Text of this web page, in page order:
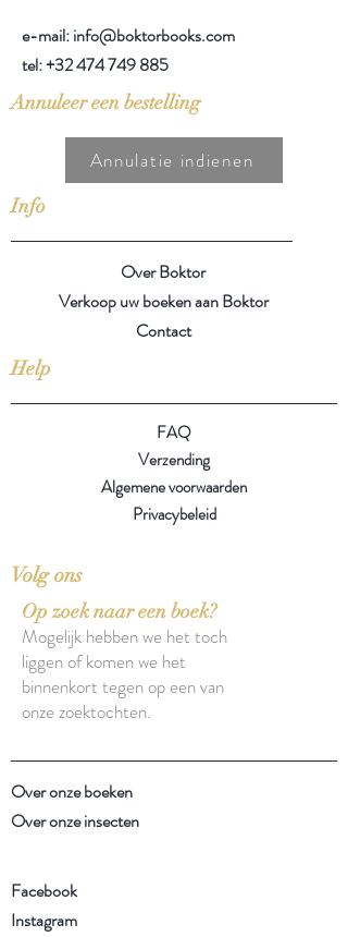
e-mail: info@boktorbooks.com
tel:+32 474 749 885
Annuleer een bestelling
Annulatie indienen
Info
Over Boktor
Verkoop uw boeken aan Boktor
Contact
Help
FAQ
Verzending
Algemene voorwaarden
Privacybeleid
Volg ons
Op zoek naar een boek?
Mogelijk hebben we het toch
liggen of komen we het
binnenkort tegen op een van
onze zoektochten.
Over onze boeken
Over onze insecten
Facebook
Instagram